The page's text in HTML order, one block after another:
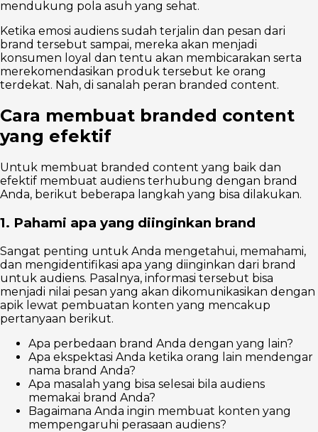
mendukung pola asuh yang sehat.
Ketika emosi audiens sudah terjalin dan pesan dari
brand tersebut sampai, mereka akan menjadi
konsumen loyal dan tentu akan membicarakan serta
merekomendasikan produk tersebut ke orang
terdekat. Nah, di sanalah peran branded content.
Cara membuat branded content
yang efektif
Untuk membuat branded content yang baik dan
efektif membuat audiens terhubung dengan brand
Anda, berikut beberapa langkah yang bisa dilakukan.
1. Pahami apa yang diinginkan brand
Sangat penting untuk Anda mengetahui, memahami,
dan mengidentifikasi apa yang diinginkan dari brand
untuk audiens. Pasalnya, informasi tersebut bisa
menjadi nilai pesan yang akan dikomunikasikan dengan
apik lewat pembuatan konten yang mencakup
pertanyaan berikut.
Apa perbedaan brand Anda dengan yang lain?
Apa ekspektasi Anda ketika orang lain mendengar
nama brand Anda?
Apa masalah yang bisa selesai bila audiens
memakai brand Anda?
Bagaimana Anda ingin membuat konten yang
mempengaruhi perasaan audiens?